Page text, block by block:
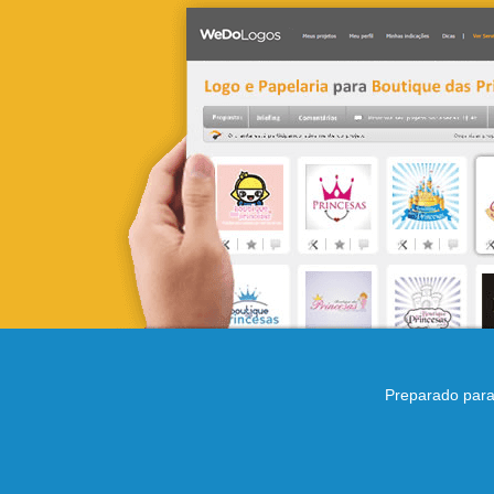
Preparado